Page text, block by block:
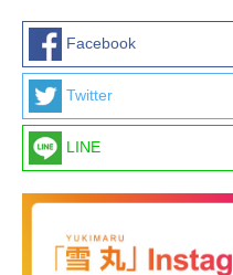
Facebook
Twitter
LINE